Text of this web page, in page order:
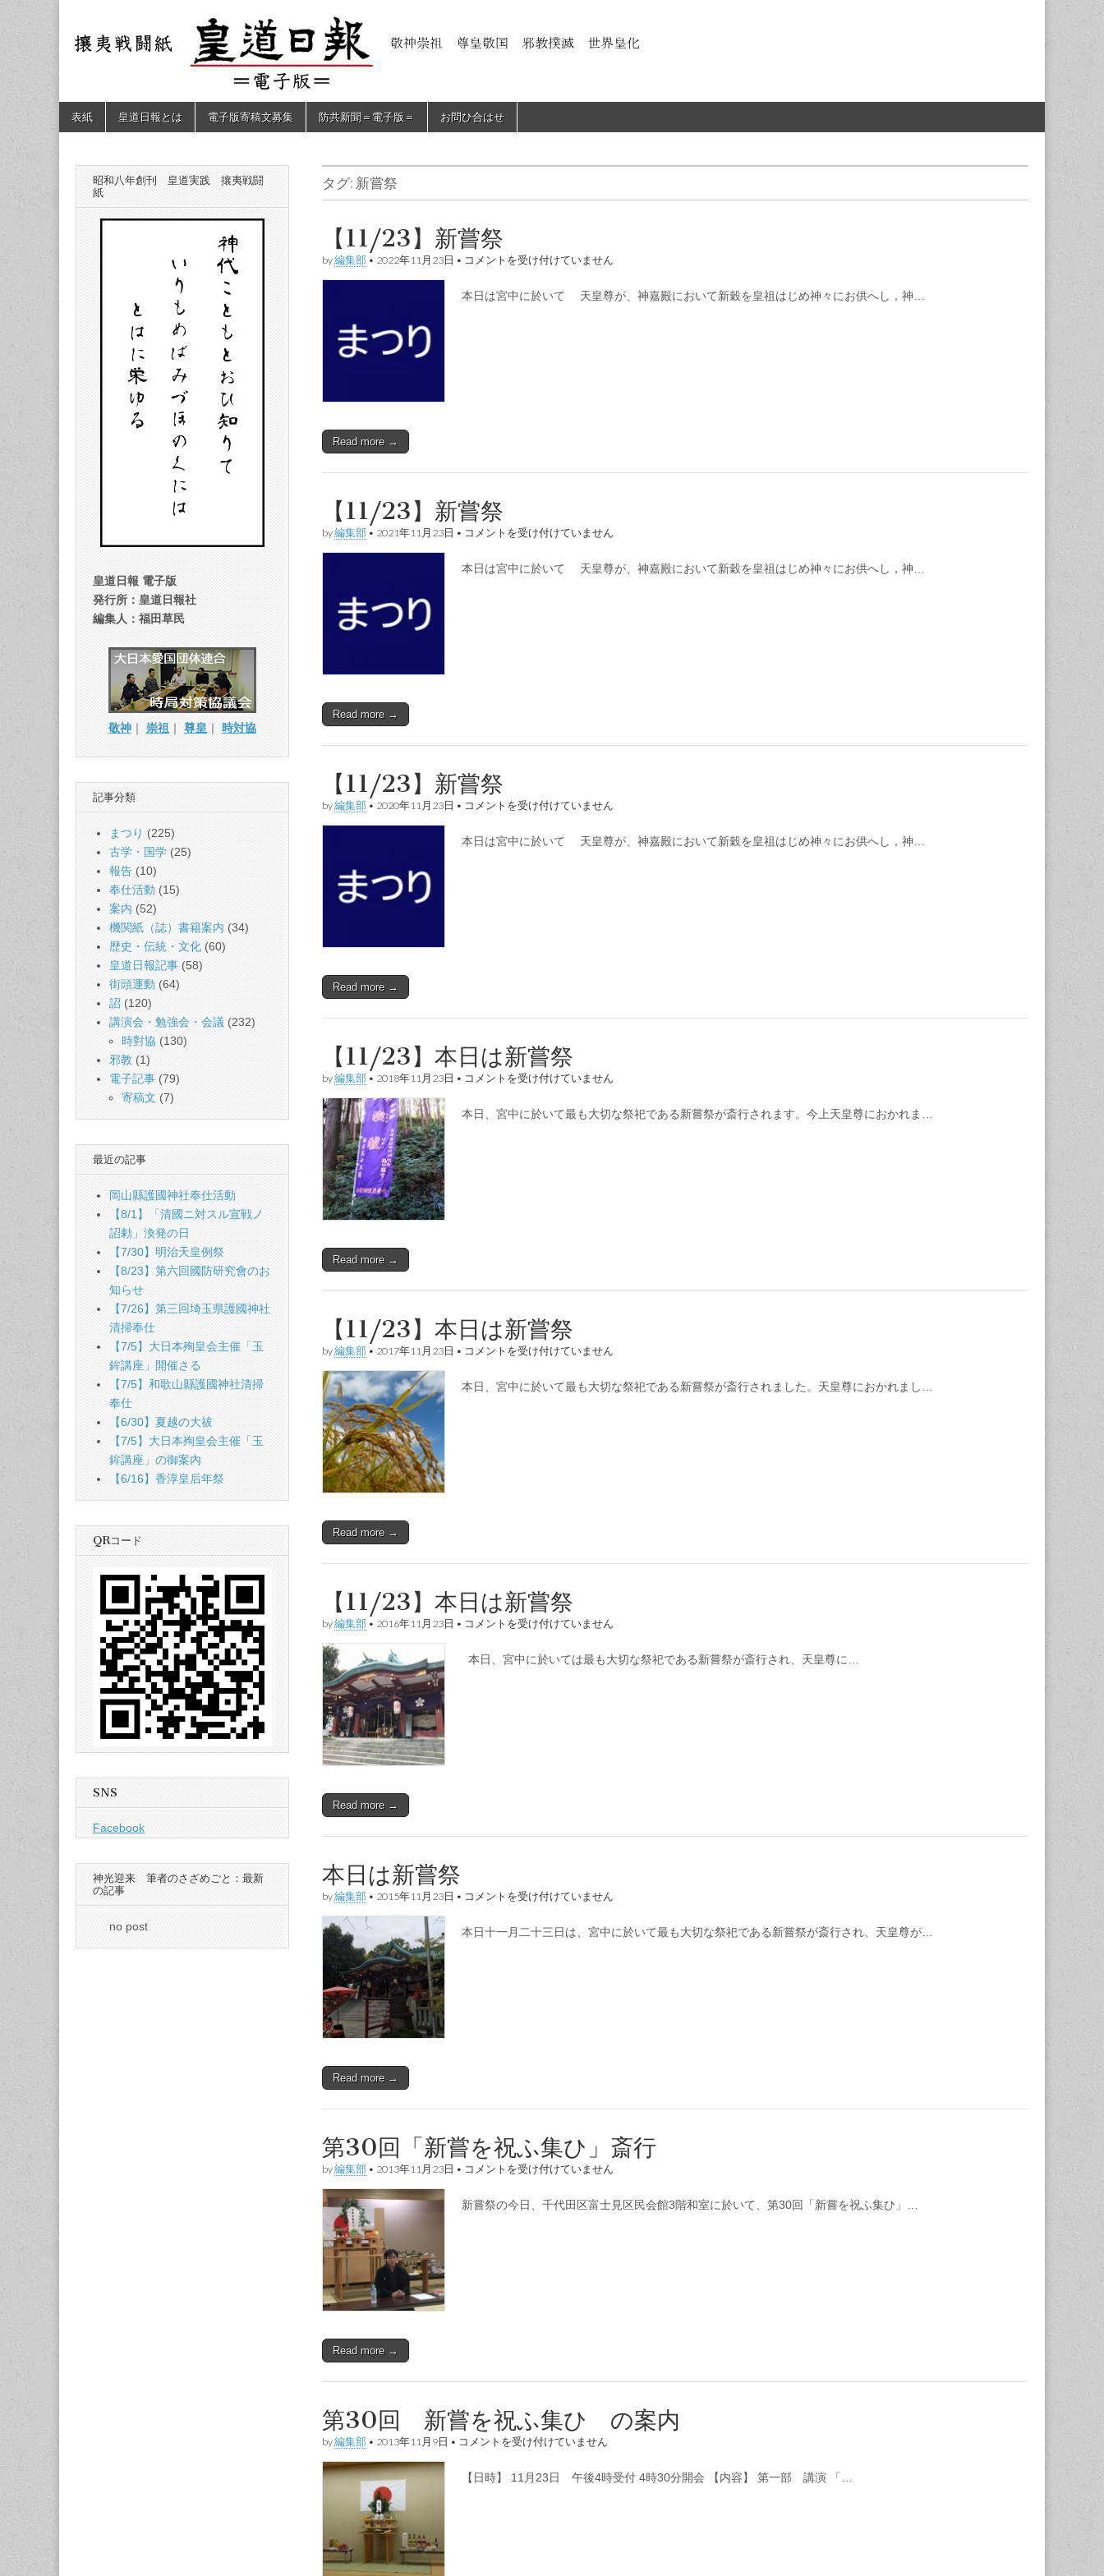
皇道
（防
共新
聞）
敬神
｜崇
祖｜
年創
刊
皇道
践
攘夷
戦闘
Main
menu
Skip
表紙 皇道日報とは 電子版寄稿文募集 防共新聞＝電子版＝ お問ひ合はせ
タグ: 新嘗祭
【11/23】新嘗祭
by編集部 • 2022年11月23日 • 【11/23】
祭
コメントを受け付けていません
本日は宮中に於いて 天皇尊が、神嘉殿において新穀を皇祖はじめ神々にお供へし，神…
Read more →
【11/23】新嘗祭
by編集部 • 2021年11月23日 • 【11/23】
祭
コメントを受け付けていません
本日は宮中に於いて 天皇尊が、神嘉殿において新穀を皇祖はじめ神々にお供へし，神…
Read more →
【11/23】新嘗祭
by編集部 • 2020年11月23日 • 【11/23】
祭
コメントを受け付けていません
本日は宮中に於いて 天皇尊が、神嘉殿において新穀を皇祖はじめ神々にお供へし，神…
Read more →
【11/23】本日は新嘗祭
by編集部 • 2018年11月23日 • 【11/23】
は
コメントを受け付けていません
本日、宮中に於いて最も大切な祭祀である新嘗祭が斎行されます。今上天皇尊におかれま…
Read more →
【11/23】本日は新嘗祭
by編集部 • 2017年11月23日 • 【11/23】
は
コメントを受け付けていません
本日、宮中に於いて最も大切な祭祀である新嘗祭が斎行されました。天皇尊におかれまし…
Read more →
【11/23】本日は新嘗祭
by編集部 • 2016年11月23日 • 【11/23】
は
コメントを受け付けていません
本日、宮中に於いては最も大切な祭祀である新嘗祭が斎行され、天皇尊に…
Read more →
本日は新嘗祭
by編集部 • 2015年11月23日 • 本
新
コメントを受け付けていません
本日十一月二十三日は、宮中に於いて最も大切な祭祀である新嘗祭が斎行され、天皇尊が…
Read more →
第30回「新嘗を祝ふ集ひ」斎行
by編集部 • 2013年11月23日 • 第
「新
コメントを受け付けていません
新嘗祭の今日、千代田区富士見区民会館3階和室に於いて、第30回「新嘗を祝ふ集ひ」…
Read more →
第30回 新嘗を祝ふ集ひ の案内
by編集部 • 2013年11月9日 • 第
コメントを受け付けていません
【日時】 11月23日 午後4時受付 4時30分開会 【内容】 第一部 講演 「…
昭和八年創刊 皇道実践 攘夷戦闘
紙
皇道日報 電子版
発行所：皇道日報社
編集人：福田草民
敬神 ｜ 崇祖 ｜ 尊皇 ｜ 時対協
記事分類
まつり (225)
古学・国学 (25)
報告 (10)
奉仕活動 (15)
案内 (52)
機関紙（誌）書籍案内 (34)
歴史・伝統・文化 (60)
皇道日報記事 (58)
街頭運動 (64)
詔 (120)
講演会・勉強会・会議 (232)
時對協 (130)
邪教 (1)
電子記事 (79)
寄稿文 (7)
最近の記事
岡山縣護國神社奉仕活動
【8/1】「清國ニ対スル宣戦ノ
詔勅」渙発の日
【7/30】明治天皇例祭
【8/23】第六回國防研究會のお
知らせ
【7/26】第三回埼玉県護國神社
清掃奉仕
【7/5】大日本殉皇会主催「玉
鉾講座」開催さる
【7/5】和歌山縣護國神社清掃
奉仕
【6/30】夏越の大祓
【7/5】大日本殉皇会主催「玉
鉾講座」の御案內
【6/16】香淳皇后年祭
QRコード
SNS
Facebook
神光迎来 筆者のさざめごと：最新
の記事
no post